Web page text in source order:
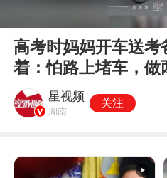
高考时妈妈开车送考
着：怕路上堵车，做
星视频
湖南
关注